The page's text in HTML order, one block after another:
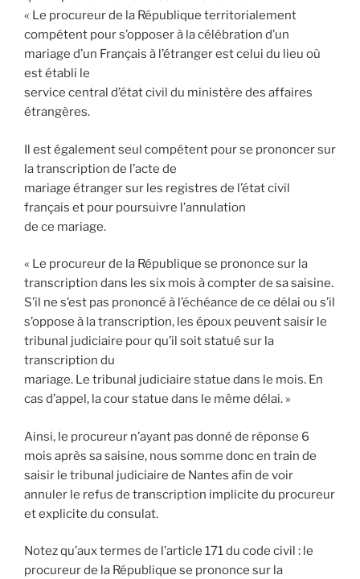
« Le procureur de la République territorialement
compétent pour s’opposer à la célébration d’un
mariage d’un Français à l’étranger est celui du lieu où
est établi le
service central d’état civil du ministère des affaires
étrangères.
Il est également seul compétent pour se prononcer sur
la transcription de l’acte de
mariage étranger sur les registres de l’état civil
français et pour poursuivre l’annulation
de ce mariage.
« Le procureur de la République se prononce sur la
transcription dans les six mois à compter de sa saisine.
S’il ne s’est pas prononcé à l’échéance de ce délai ou s’il
s’oppose à la transcription, les époux peuvent saisir le
tribunal judiciaire pour qu’il soit statué sur la
transcription du
mariage. Le tribunal judiciaire statue dans le mois. En
cas d’appel, la cour statue dans le même délai. »
Ainsi, le procureur n’ayant pas donné de réponse 6
mois après sa saisine, nous somme donc en train de
saisir le tribunal judiciaire de Nantes afin de voir
annuler le refus de transcription implicite du procureur
et explicite du consulat.
Notez qu’aux termes de l’article 171 du code civil : le
procureur de la République se prononce sur la